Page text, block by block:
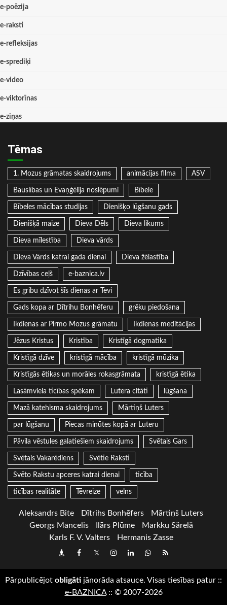
e-poēzija
e-raksti
e-refleksijas
e-sprediķi
e-video
e-viktorīnas
e-ziņas
Tēmas
1. Mozus grāmatas skaidrojums animācijas filma ASV
Bauslības un Evaņģēlija noslēpumi Bībele
Bībeles mācības studijas Dienišķo lūgšanu gads
Dienišķā maize Dieva Dēls Dieva likums
Dieva mīlestība Dieva vārds
Dieva Vārds katrai gada dienai Dieva žēlastība
Dzīvības ceļš e-baznica.lv
Es gribu dzīvot šīs dienas ar Tevi
Gads kopa ar Dītrihu Bonhēferu grēku piedošana
Ikdienas ar Pirmo Mozus grāmatu Ikdienas meditācijas
Jēzus Kristus Kristība Kristīgā dogmatika
Kristīgā dzīve kristīgā mācība kristīgā mūzika
Kristīgās ētikas un morāles rokasgrāmata kristīgā ētika
Lasāmviela ticības spēkam Lutera citāti lūgšana
Mazā katehisma skaidrojums Mārtiņš Luters
par lūgšanu Piecas minūtes kopā ar Luteru
Pāvila vēstules galatiešiem skaidrojums Svētais Gars
Svētais Vakarēdiens Svētie Raksti
Svēto Rakstu apceres katrai dienai ticība
ticības realitāte Tēvreize velns
Aleksandrs Bite Dītrihs Bonhēfers
Mārtiņš Luters
Georgs Mancelis
Ilārs Plūme
Markku Särelä
Karls F. V. Valters
Hermanis Zasse
DraugiemFacebook
TwitterInstagram
LinkedInwhatsapp
RSS
Pārpublicējot obligāti jānorāda atsauce. Visas tiesības patur ::
e-BAZNICA:: © 2007-2026